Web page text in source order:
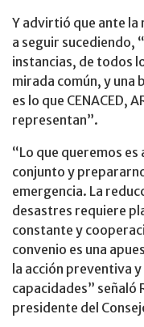
Y advirtió que ante la
a seguir sucediendo,
instancias, de todos
mirada común, y una
es lo que CENACED,
representan”.
“Lo que queremos
conjunto y
emergencia. La
desastres requiere
constante y
convenio es una
la acción preventiva
capacidades”
presidente del